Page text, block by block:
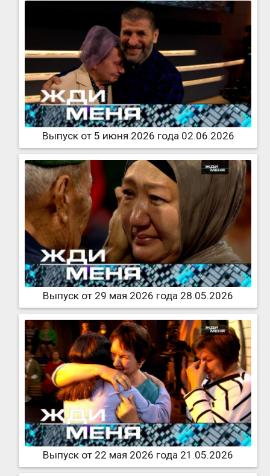
Выпуск от 5 июня 2026 года 02.06.2026
Выпуск от 29 мая 2026 года 28.05.2026
Выпуск от 22 мая 2026 года 21.05.2026